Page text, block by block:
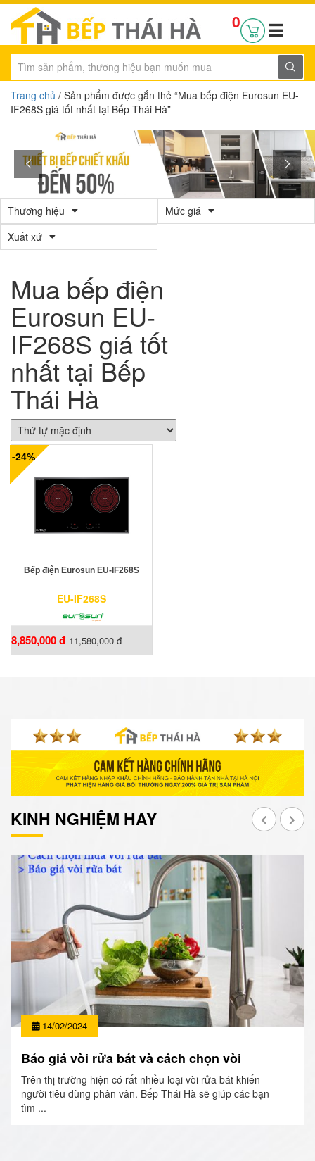
0
Trang chủ / Sản phẩm được gắn thẻ “Mua bếp điện Eurosun EU-
IF268S giá tốt nhất tại Bếp Thái Hà”
Thương hiệu
Mức giá
Xuất xứ
Mua bếp điện
Eurosun EU-
IF268S giá tốt
nhất tại Bếp
Thái Hà
-24%
Bếp điện Eurosun EU-IF268S
EU-IF268S
8,850,000 đ 11,580,000 đ
KINH NGHIỆM HAY
14/02/2024
Báo giá vòi rửa bát và cách chọn vòi
Trên thị trường hiện có rất nhiều loại vòi rửa bát khiến
người tiêu dùng phân vân. Bếp Thái Hà sẽ giúp các bạn
tìm ...